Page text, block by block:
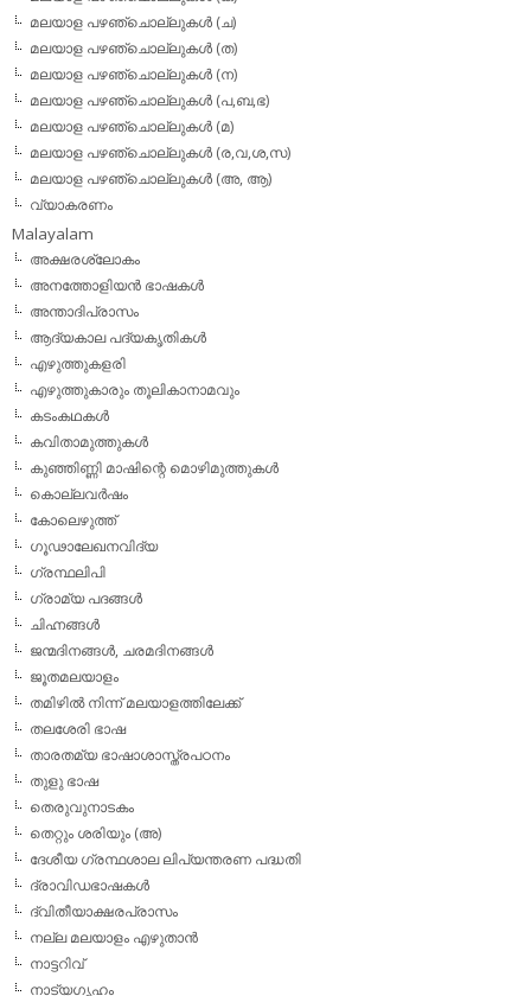
മലയാള പഴഞ്ചൊല്ലുകള്‍ (ച)
മലയാള പഴഞ്ചൊല്ലുകള്‍ (ത)
മലയാള പഴഞ്ചൊല്ലുകള്‍ (ന)
മലയാള പഴഞ്ചൊല്ലുകള്‍ (പ,ബ,ഭ)
മലയാള പഴഞ്ചൊല്ലുകള്‍ (മ)
മലയാള പഴഞ്ചൊല്ലുകള്‍ (ര,വ,ശ,സ)
മലയാള പഴഞ്ചൊല്ലുകൾ (അ, ആ)
വ്യാകരണം
Malayalam
അക്ഷരശ്ലോകം
അനത്തോളിയന്‍ ഭാഷകള്‍
അന്താദിപ്രാസം
ആദ്യകാല പദ്യകൃതികള്‍
എഴുത്തുകളരി
എഴുത്തുകാരും തൂലികാനാമവും
കടംകഥകള്‍
കവിതാമുത്തുകള്‍
കുഞ്ഞിണ്ണി മാഷിന്റെ മൊഴിമുത്തുകള്‍
കൊല്ലവര്‍ഷം
കോലെഴുത്ത്
ഗൂഢാലേഖനവിദ്യ
ഗ്രന്ഥലിപി
ഗ്രാമ്യ പദങ്ങള്‍
ചിഹ്നങ്ങള്‍
ജന്മദിനങ്ങള്‍, ചരമദിനങ്ങള്‍
ജൂതമലയാളം
തമിഴില്‍ നിന്ന് മലയാളത്തിലേക്ക്
തലശേരി ഭാഷ
താരതമ്യ ഭാഷാശാസ്ത്രപഠനം
തുളു ഭാഷ
തെരുവുനാടകം
തെറ്റും ശരിയും (അ)
ദേശീയ ഗ്രന്ഥശാല ലിപ്യന്തരണ പദ്ധതി
ദ്രാവിഡഭാഷകള്‍
ദ്വിതീയാക്ഷരപ്രാസം
നല്ല മലയാളം എഴുതാന്‍
നാട്ടറിവ്
നാട്യഗൃഹം